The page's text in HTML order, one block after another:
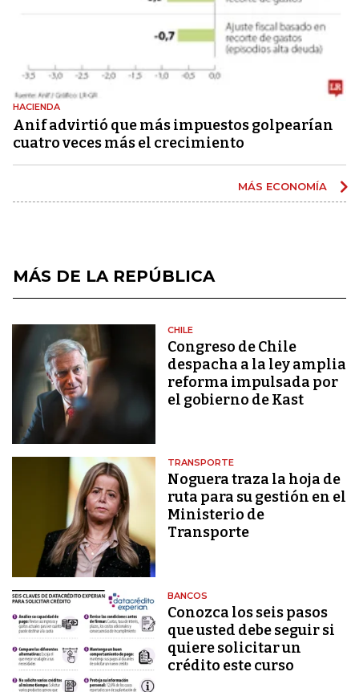
HACIENDA
Anif advirtió que más impuestos golpearían
cuatro veces más el crecimiento
MÁS ECONOMÍA
MÁS DE LA REPÚBLICA
CHILE
Congreso de Chile
despacha a la ley amplia
reforma impulsada por
el gobierno de Kast
TRANSPORTE
Noguera traza la hoja de
ruta para su gestión en el
Ministerio de
Transporte
BANCOS
Conozca los seis pasos
que usted debe seguir si
quiere solicitar un
crédito este curso